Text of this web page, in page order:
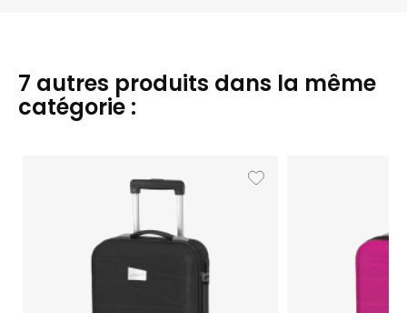
7 autres produits dans la même
catégorie :